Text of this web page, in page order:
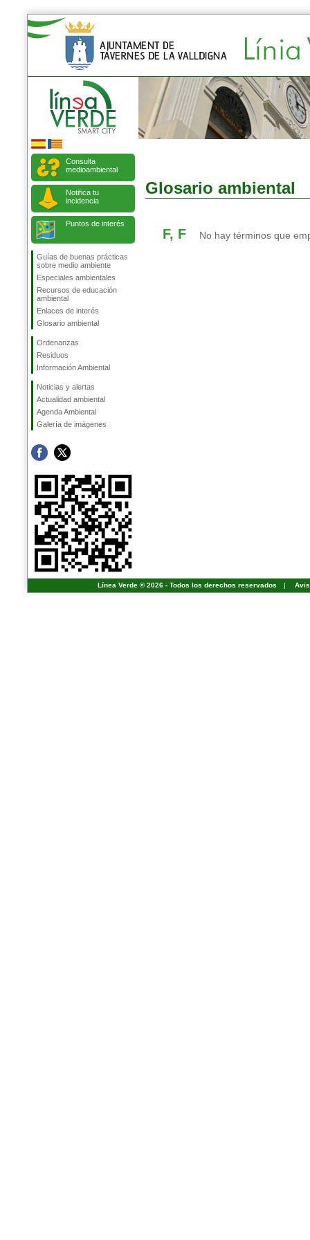
Consulta
medioambiental
Notifica tu
incidencia
Puntos de interés
Guías de buenas prácticas
sobre medio ambiente
Especiales ambientales
Recursos de educación
ambiental
Enlaces de interés
Glosario ambiental
Ordenanzas
Residuos
Información Ambiental
Noticias y alertas
Actualidad ambiental
Agenda Ambiental
Galería de imágenes
Glosario ambiental
F, F No hay términos que
Línea Verde ® 2026 - Todos los derechos reservados |